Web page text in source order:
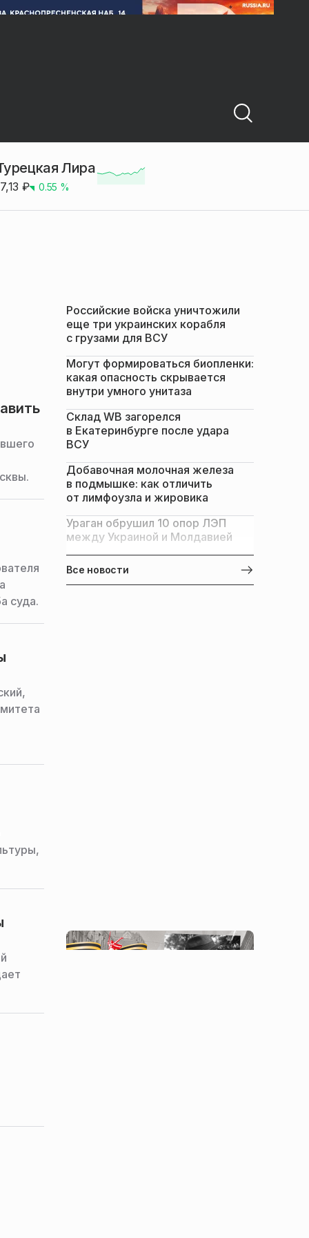
Лира
₽ 0.55 %
суда.
Российские войска уничтожили
еще три украинских корабля
с грузами для ВСУ
Могут формироваться биопленки:
какая опасность скрывается
внутри умного унитаза
Склад WB загорелся
в Екатеринбурге после удара
ВСУ
Добавочная молочная железа
в подмышке: как отличить
от лимфоузла и жировика
Ураган обрушил 10 опор ЛЭП
между Украиной и Молдавией
Все новости